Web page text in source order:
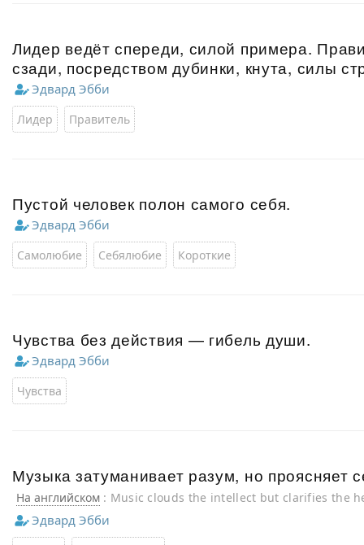
Лидер ведёт спереди, силой примера.
сзади, посредством дубинки, кнута, силы
Эдвард Эбби
Лидер Правитель
Пустой человек полон самого себя.
Эдвард Эбби
Самолюбие Себялюбие Короткие
Чувства без действия — гибель души.
Эдвард Эбби
Чувства
Музыка затуманивает разум, но проясняет
На английском : Music clouds the intellect but clarifies the
Эдвард Эбби